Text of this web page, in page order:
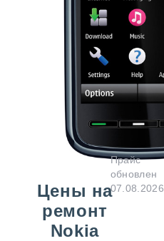
Цены на
ремонт
Nokia
Прайс
обновлен
07.08.2026